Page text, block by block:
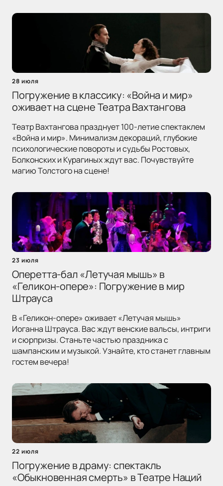
28 июля
Погружение в классику: «Война и мир»
оживает на сцене Театра Вахтангова
Театр Вахтангова празднует 100-летие спектаклем
«Война и мир». Минимализм декораций, глубокие
психологические повороты и судьбы Ростовых,
Болконских и Курагиных ждут вас. Почувствуйте
магию Толстого на сцене!
23 июля
Оперетта-бал «Летучая мышь» в
«Геликон-опере»: Погружение в мир
Штрауса
В «Геликон-опере» оживает «Летучая мышь»
Иоганна Штрауса. Вас ждут венские вальсы, интриги
и сюрпризы. Станьте частью праздника с
шампанским и музыкой. Узнайте, кто станет главным
гостем вечера!
22 июля
Погружение в драму: спектакль
«Обыкновенная смерть» в Театре Наций